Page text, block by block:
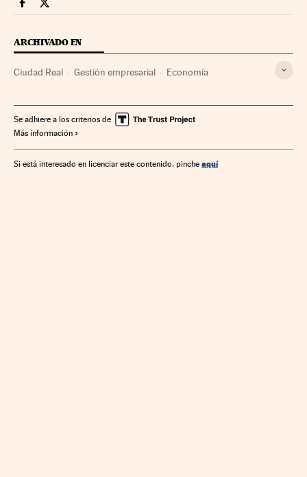
Economia Cinco Días en Facebook
Economia Cinco Días en Twitter
ARCHIVADO EN
Ciudad Real Gestión empresarial Economía
Se adhiere a los criterios de
Más información
Si está interesado en licenciar este contenido, pinche aquí